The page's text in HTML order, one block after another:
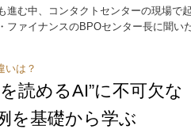
進む中、コンタクトセンターの現場で
ファイナンスのBPOセンター長に聞い
いは？
を読めるAI”に不可欠
を基礎から学ぶ